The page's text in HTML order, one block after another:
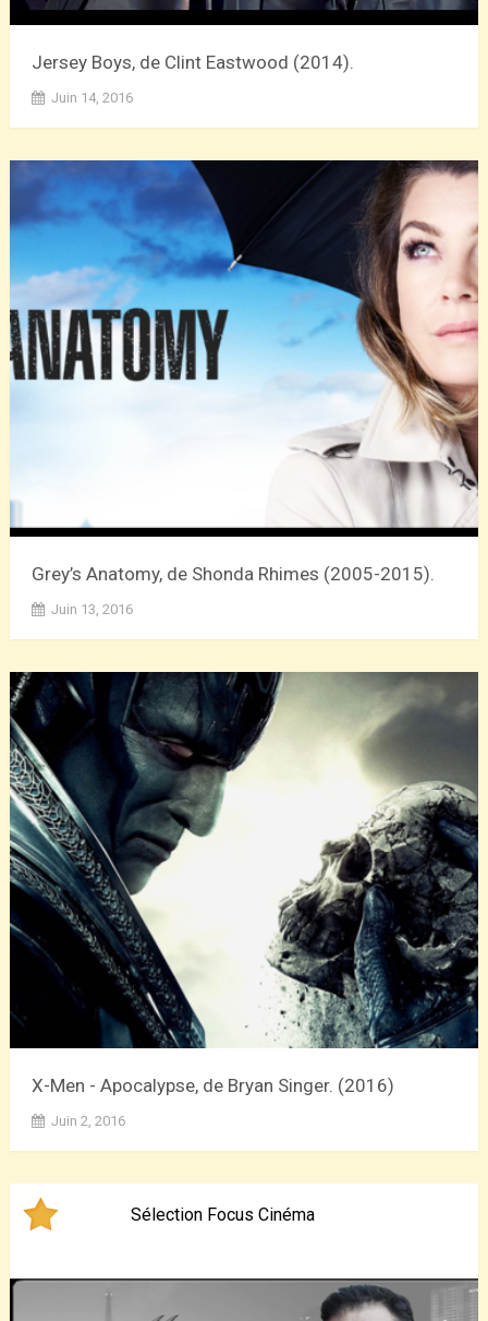
Jersey Boys, de Clint Eastwood (2014).
Juin 14, 2016
Grey’s Anatomy, de Shonda Rhimes (2005-2015).
Juin 13, 2016
X-Men - Apocalypse, de Bryan Singer. (2016)
Juin 2, 2016
Sélection Focus Cinéma